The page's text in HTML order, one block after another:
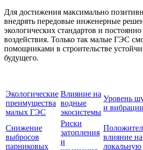
Для достижения максимально
внедрять передовые инженерные
экологических стандартов и
воздействия. Только так малые ГЭС
помощниками в строительстве
будущего.
Экологические
преимущества
малых ГЭС
Влияние на
водные
экосистемы
Уровень
и вибрации
Снижение
выбросов
парниковых
Риски
затопления
и
влияние на
локальную